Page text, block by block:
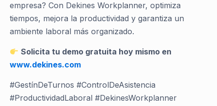
empresa? Con Dekines Workplanner, optimiza
tiempos, mejora la productividad y garantiza un
ambiente laboral más organizado.
Solicita tu demo gratuita hoy mismo en
www.dekines.com
#GestínDeTurnos #ControlDeAsistencia
#ProductividadLaboral #DekinesWorkplanner